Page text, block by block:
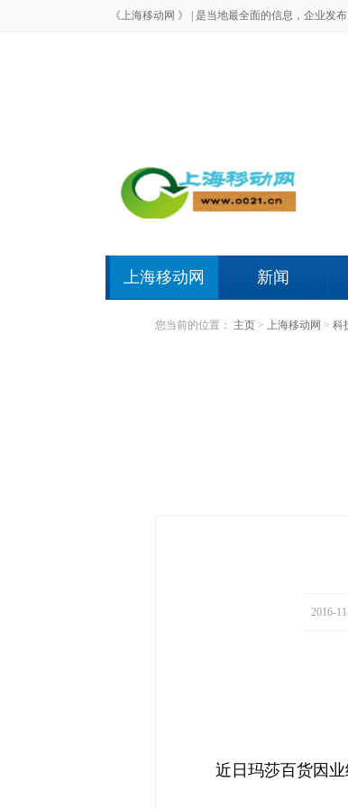
《上海移动网 》 | 是当地最全面的信息，企业发
上海移动网 新闻
您当前的位置： 主页 > 上海移动网 > 科
2016-
近日玛莎百货因业